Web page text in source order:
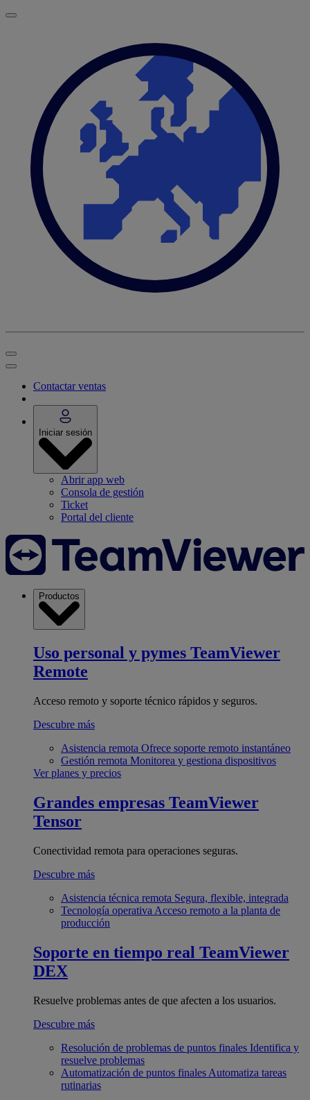
Contactar ventas
Iniciar sesión
Abrir app web
Consola de gestión
Ticket
Portal del cliente
Productos
Uso personal y pymes TeamViewer
Remote
Acceso remoto y soporte técnico rápidos y seguros.
Descubre más
Asistencia remota Ofrece soporte remoto instantáneo
Gestión remota Monitorea y gestiona dispositivos
Ver planes y precios
Grandes empresas TeamViewer
Tensor
Conectividad remota para operaciones seguras.
Descubre más
Asistencia técnica remota Segura, flexible, integrada
Tecnología operativa Acceso remoto a la planta de
producción
Soporte en tiempo real TeamViewer
DEX
Resuelve problemas antes de que afecten a los usuarios.
Descubre más
Resolución de problemas de puntos finales Identifica y
resuelve problemas
Automatización de puntos finales Automatiza tareas
rutinarias